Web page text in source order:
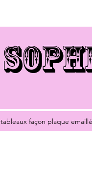
tableaux façon plaque